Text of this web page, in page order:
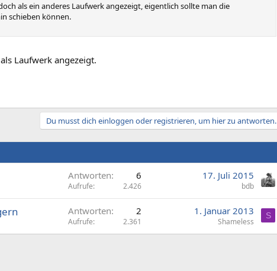
als ein anderes Laufwerk angezeigt, eigentlich sollte man die
schieben können.
Laufwerk angezeigt.
Du musst dich einloggen oder registrieren, um hier zu antworten.
Antworten 6
Aufrufe 2.426
17. Juli 2015
bdb
Antworten 2
Aufrufe 2.361
1. Januar 2013
Shameless
S